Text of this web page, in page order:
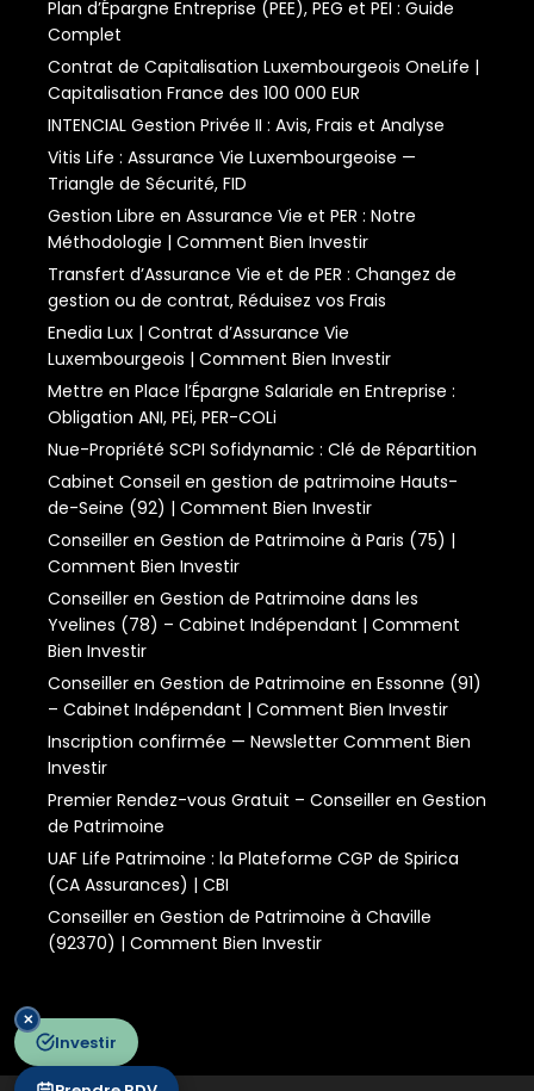
Plan d’Épargne Entreprise (PEE), PEG et PEI : Guide
Complet
Contrat de Capitalisation Luxembourgeois OneLife |
Capitalisation France des 100 000 EUR
INTENCIAL Gestion Privée II : Avis, Frais et Analyse
Vitis Life : Assurance Vie Luxembourgeoise —
Triangle de Sécurité, FID
Gestion Libre en Assurance Vie et PER : Notre
Méthodologie | Comment Bien Investir
Transfert d’Assurance Vie et de PER : Changez de
gestion ou de contrat, Réduisez vos Frais
Enedia Lux | Contrat d’Assurance Vie
Luxembourgeois | Comment Bien Investir
Mettre en Place l’Épargne Salariale en Entreprise :
Obligation ANI, PEi, PER-COLi
Nue-Propriété SCPI Sofidynamic : Clé de Répartition
Cabinet Conseil en gestion de patrimoine Hauts-
de-Seine (92) | Comment Bien Investir
Conseiller en Gestion de Patrimoine à Paris (75) |
Comment Bien Investir
Conseiller en Gestion de Patrimoine dans les
Yvelines (78) – Cabinet Indépendant | Comment
Bien Investir
Conseiller en Gestion de Patrimoine en Essonne (91)
– Cabinet Indépendant | Comment Bien Investir
Inscription confirmée — Newsletter Comment Bien
Investir
Premier Rendez-vous Gratuit – Conseiller en Gestion
de Patrimoine
UAF Life Patrimoine : la Plateforme CGP de Spirica
(CA Assurances) | CBI
Conseiller en Gestion de Patrimoine à Chaville
(92370) | Comment Bien Investir
✕
Investir